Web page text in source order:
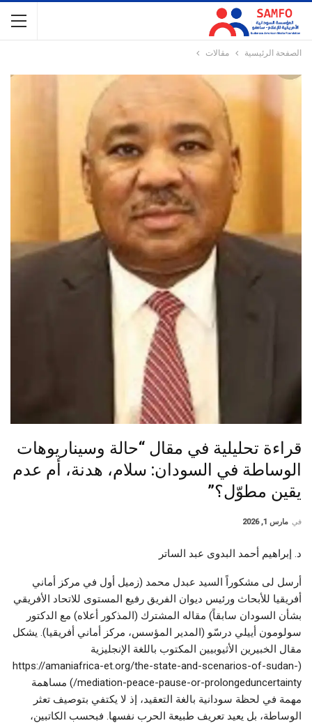
الصفحة الرئيسية مقالات
قراءة تحليلية في مقال “حالة وسيناريوهات
الوساطة في السودان: سلام، هدنة، أم عدم
يقين مطوّل؟”
في مارس 1, 2026
د. إبراهيم أحمد البدوى عبد الساتر
أرسل لى مشكوراً السيد عبدل محمد (زميل أول في مركز أماني
أفريقيا للأبحاث ورئيس ديوان الفريق رفيع المستوى للاتحاد الأفريقي
بشأن السودان سابقاً) مقاله المشترك (المذكور أعلاه) مع الدكتور
سولومون أييلي درسّو (المدير المؤسس، مركز أماني أفريقيا). يشكل
مقال الخبيرين الأثيوبيين المكتوب باللغة الإنجليزية
(https://amaniafrica-et.org/the-state-and-scenarios-of-sudan-
mediation-peace-pause-or-prolongeduncertainty/) مساهمة
مهمة في لحظة سودانية بالغة التعقيد، إذ لا يكتفي بتوصيف تعثر
الوساطة، بل يعيد تعريف طبيعة الحرب نفسها. فبحسب الكاتبين،